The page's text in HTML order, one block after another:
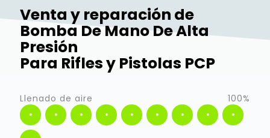
Venta y reparación de
Bomba De Mano De Alta
Presión
Para Rifles y Pistolas PCP
Llenado de aire 100%